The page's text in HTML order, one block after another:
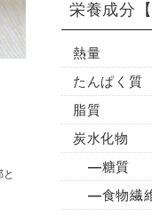
栄養成分
熱量
たんぱく質
脂質
炭水化物
糖質
食物繊